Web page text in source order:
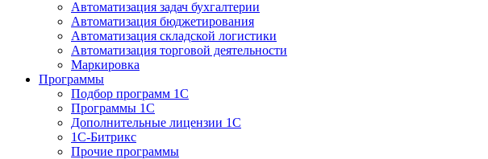
Автоматизация задач бухгалтерии
Автоматизация бюджетирования
Автоматизация складской логистики
Автоматизация торговой деятельности
Маркировка
Программы
Подбор программ 1С
Программы 1С
Дополнительные лицензии 1С
1С-Битрикс
Прочие программы